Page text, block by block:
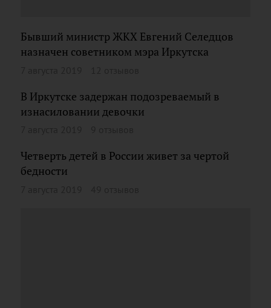
Бывший министр ЖКХ Евгений Селедцов
назначен советником мэра Иркутска
В Иркутске задержан подозреваемый в
изнасиловании девочки
Четверть детей в России живет за чертой
бедности